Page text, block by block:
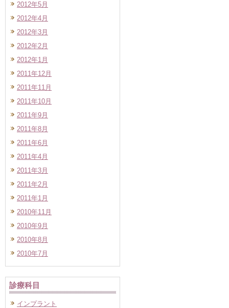
2012年5月
2012年4月
2012年3月
2012年2月
2012年1月
2011年12月
2011年11月
2011年10月
2011年9月
2011年8月
2011年6月
2011年4月
2011年3月
2011年2月
2011年1月
2010年11月
2010年9月
2010年8月
2010年7月
診療科目
インプラント